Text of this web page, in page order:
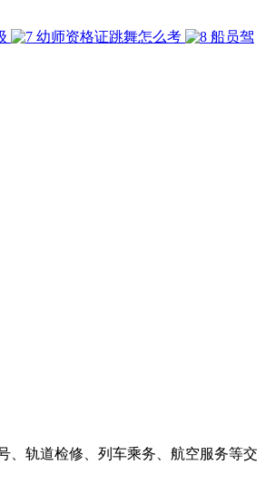
幼师资格证跳舞怎么考
船员驾
、轨道检修、列车乘务、航空服务等交